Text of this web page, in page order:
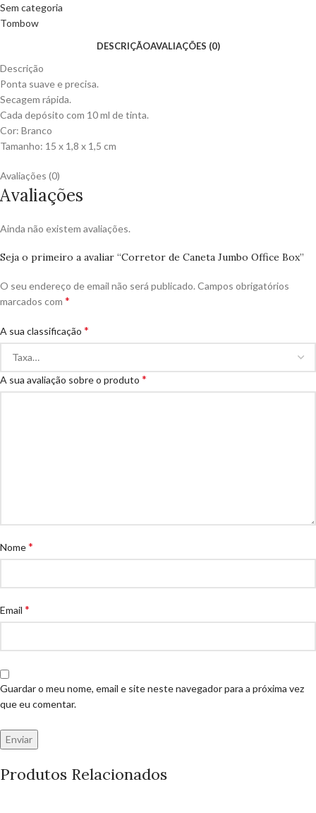
Sem categoria
Tombow
DESCRIÇÃOAVALIAÇÕES (0)
Descrição
Ponta suave e precisa.
Secagem rápida.
Cada depósito com 10 ml de tinta.
Cor: Branco
Tamanho: 15 x 1,8 x 1,5 cm
Avaliações (0)
Avaliações
Ainda não existem avaliações.
Seja o primeiro a avaliar “Corretor de Caneta Jumbo Office Box”
O seu endereço de email não será publicado. Campos obrigatórios
marcados com *
A sua classificação *
A sua avaliação sobre o produto *
Nome*
Email *
Guardar o meu nome, email e site neste navegador para a próxima vez
que eu comentar.
Produtos Relacionados